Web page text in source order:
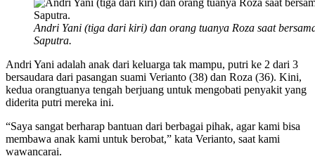
Andri Yani (tiga dari kiri) dan orang tuanya Roza saat
Saputra.
Andri Yani adalah anak dari keluarga tak mampu, putri ke 2 dari 3
bersaudara dari pasangan suami Verianto (38) dan Roza (36). Kini,
kedua orangtuanya tengah berjuang untuk mengobati penyakit yang
diderita putri mereka ini.
“Saya sangat berharap bantuan dari berbagai pihak, agar kami bisa
membawa anak kami untuk berobat,” kata Verianto, saat kami
wawancarai.